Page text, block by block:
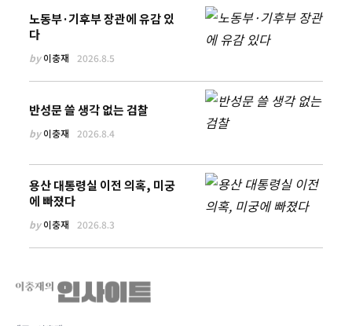
노동부·기후부 장관에 유감 있
다
by이충재 2026.8.5
반성문 쓸 생각 없는 검찰
by이충재 2026.8.4
용산 대통령실 이전 의혹, 미궁
에 빠졌다
by이충재 2026.8.3